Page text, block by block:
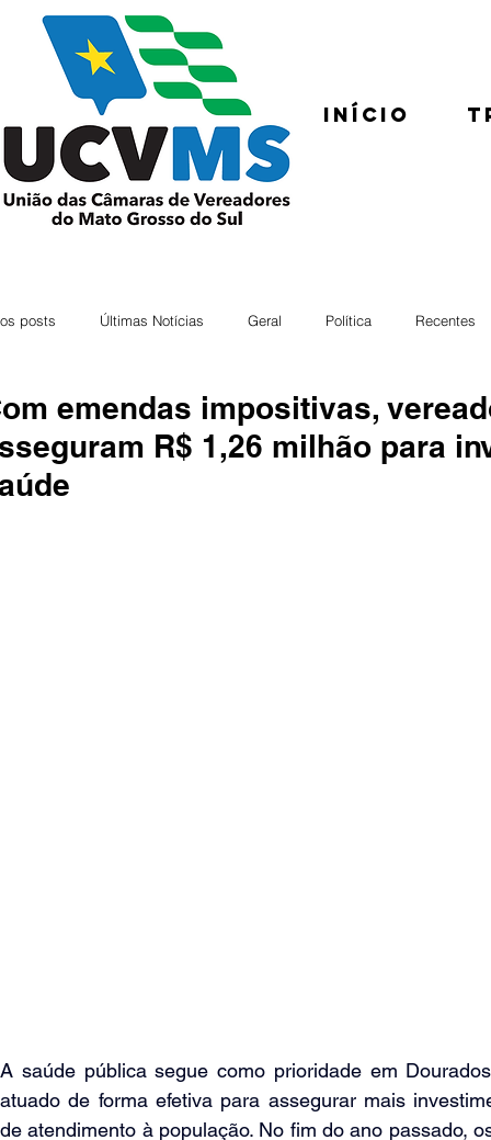
Início
posts Últimas Notícias Geral Política Recentes
emendas impositivas,
R$ 1,26 milhão para
A saúde pública segue como prioridade em
atuado de forma efetiva para assegurar mais
de atendimento à população. No fim do ano passado,